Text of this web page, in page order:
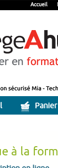
Accueil
Panier
à la